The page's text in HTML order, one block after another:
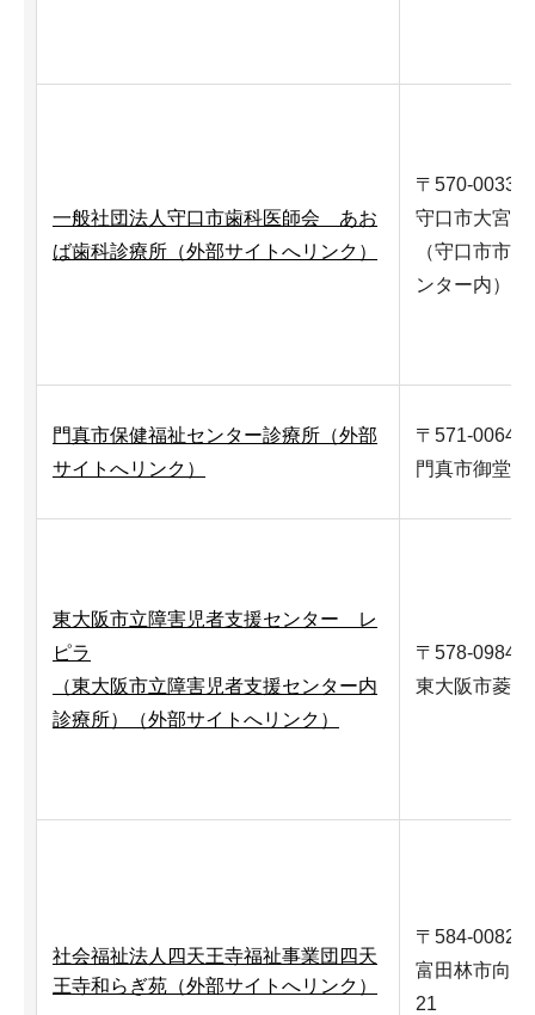
一般社団法人守口市歯科医師会 あお
ば歯科診療所（外部サイトへリンク）
〒570-0033
守口市大宮通
（守口市市
ンター内）
門真市保健福祉センター診療所（外部
サイトへリンク）
〒571-0064
門真市御堂町
東大阪市立障害児者支援センター レ
ピラ
（東大阪市立障害児者支援センター内
診療所）（外部サイトへリンク）
〒578-0984
東大阪市菱江
社会福祉法人四天王寺福祉事業団四天
王寺和らぎ苑（外部サイトへリンク）
〒584-0082
富田林市向陽
21